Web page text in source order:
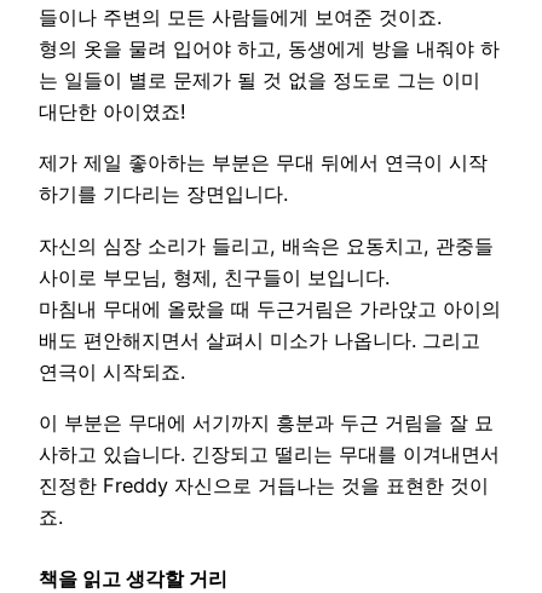
들이나 주변의 모든 사람들에게 보여준 것이죠.
형의 옷을 물려 입어야 하고, 동생에게 방을 내줘야 하
는 일들이 별로 문제가 될 것 없을 정도로 그는 이미
대단한 아이였죠!
제가 제일 좋아하는 부분은 무대 뒤에서 연극이 시작
하기를 기다리는 장면입니다.
자신의 심장 소리가 들리고, 배속은 요동치고, 관중들
사이로 부모님, 형제, 친구들이 보입니다.
마침내 무대에 올랐을 때 두근거림은 가라앉고 아이의
배도 편안해지면서 살펴시 미소가 나옵니다. 그리고
연극이 시작되죠.
이 부분은 무대에 서기까지 흥분과 두근 거림을 잘 묘
사하고 있습니다. 긴장되고 떨리는 무대를 이겨내면서
진정한 Freddy 자신으로 거듭나는 것을 표현한 것이
죠.
책을 읽고 생각할 거리